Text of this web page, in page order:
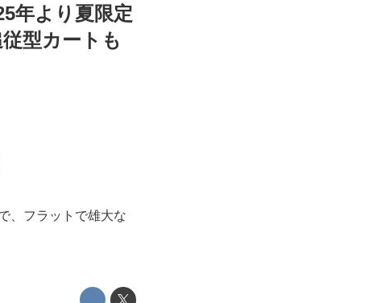
年より夏限定
型カートも
、フラットで雄大な